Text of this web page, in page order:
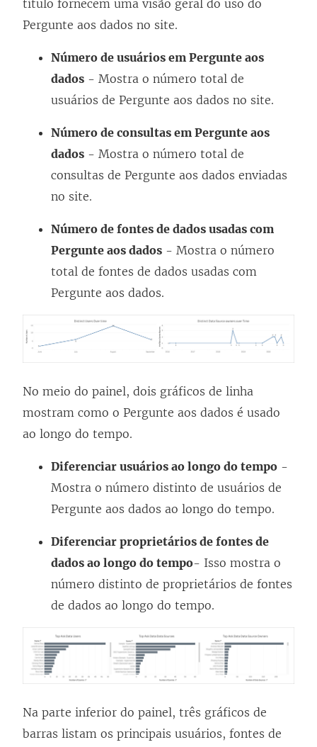
título fornecem uma visão geral do uso do
Pergunte aos dados no site.
Número de usuários em Pergunte aos
dados - Mostra o número total de
usuários de Pergunte aos dados no site.
Número de consultas em Pergunte aos
dados - Mostra o número total de
consultas de Pergunte aos dados enviadas
no site.
Número de fontes de dados usadas com
Pergunte aos dados - Mostra o número
total de fontes de dados usadas com
Pergunte aos dados.
No meio do painel, dois gráficos de linha
mostram como o Pergunte aos dados é usado
ao longo do tempo.
Diferenciar usuários ao longo do tempo -
Mostra o número distinto de usuários de
Pergunte aos dados ao longo do tempo.
Diferenciar proprietários de fontes de
dados ao longo do tempo- Isso mostra o
número distinto de proprietários de fontes
de dados ao longo do tempo.
Na parte inferior do painel, três gráficos de
barras listam os principais usuários, fontes de